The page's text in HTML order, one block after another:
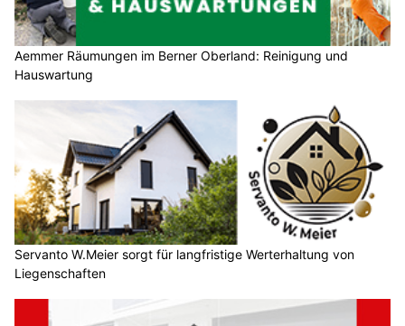
Aemmer Räumungen im Berner Oberland: Reinigung und
Hauswartung
Servanto W.Meier sorgt für langfristige Werterhaltung von
Liegenschaften